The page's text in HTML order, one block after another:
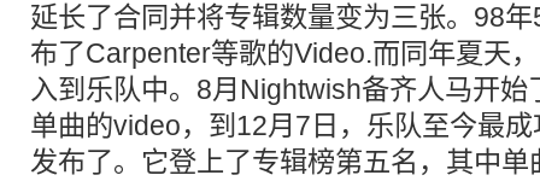
延长了合同并将专辑数量变为三张。98
布了Carpenter等歌的Video.而同年夏天
入到乐队中。8月Nightwish备齐人马开始
单曲的video，到12月7日，乐队至今最
发布了。它登上了专辑榜第五名，其中单